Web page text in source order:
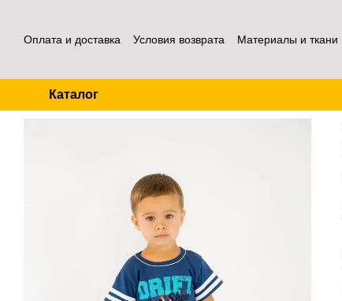
Оплата и доставка Условия возврата
Материалы и ткани
Каталог